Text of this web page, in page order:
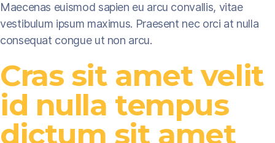
Maecenas euismod sapien eu arcu convallis, vitae
vestibulum ipsum maximus. Praesent nec orci at nulla
consequat congue ut non arcu.
Cras sit amet velit
id nulla tempus
dictum sit amet